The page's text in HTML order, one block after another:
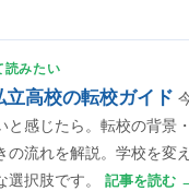
読みたい
立高校の転校ガイド
と感じたら。転校の背景
の流れを解説。学校を変
選択肢です。
記事を読む